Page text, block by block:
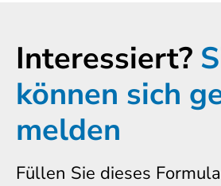
Interessiert?
können sich
melden
Füllen Sie dieses